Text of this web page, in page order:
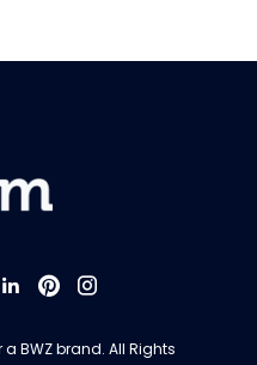
Facebook
us on Twitter
us on
Add us on
Follow us on
Follow us
a BWZOpens new window
brand. All Rights